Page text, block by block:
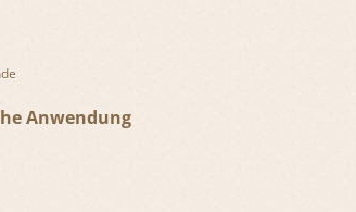
Anwendung